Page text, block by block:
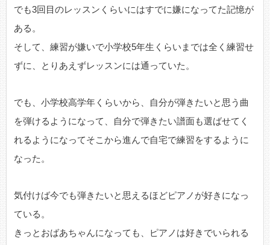
でも3回目のレッスンくらいにはすでに嫌になってた記憶が
ある。
そして、練習が嫌いで小学校5年生くらいまでは全く練習せ
ずに、とりあえずレッスンには通っていた。
でも、小学校高学年くらいから、自分が弾きたいと思う曲
を弾けるようになって、自分で弾きたい譜面も選ばせてく
れるようになってそこから進んで自宅で練習をするように
なった。
気付けば今でも弾きたいと思えるほどピアノが好きになっ
ている。
きっとおばあちゃんになっても、ピアノは好きでいられる